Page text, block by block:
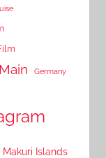
Germany
Makuri Islands